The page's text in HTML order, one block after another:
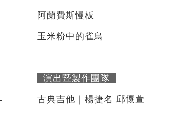
阿蘭費斯慢板
玉米粉中的雀鳥
演出暨製作團隊
古典吉他｜楊捷名 邱懷萱